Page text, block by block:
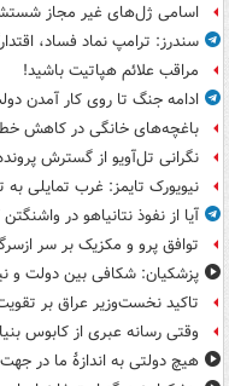
اسامی ژل‌های غیر مجاز
سندرز: ترامپ نماد فساد،
مراقب علائم هپاتیت باشید!
ادامه جنگ تا روی کار آمدن
باغچه‌های خانگی در کاهش خطر
نگرانی تل‌آویو از گسترش
نیویورک تایمز: غرب تمایلی
آیا از نفوذ نتانیاهو در
توافق پرو و مکزیک بر سر
پزشکیان: شکافی بین دولت و
تاکید نخست‌وزیر عراق بر
وقتی رسانه عبری از کابوس
هیچ دولتی به اندازۀ ما در